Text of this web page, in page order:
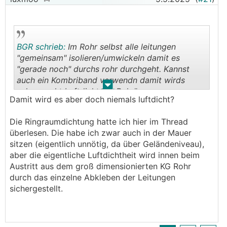
"gerade noch" durchs rohr durchgeht. Kannst
schon recht Luftdicht "im Rohr".
Außen kannst noch einen 1-2 Bögen (15 Grad
draufgeben und im letzten Bogen noch
ausschäumen. Ist dann 100% UV geschützt.
. .
BGR schrieb: Im Rohr selbst alle leitungen
"gemeinsam" isolieren/umwickeln damit es
"gerade noch" durchs rohr durchgeht. Kannst
auch ein Kombriband verwendn damit wirds
schon recht Luftdicht "im Rohr".
Damit wird es aber doch niemals luftdicht?
Die Ringraumdichtung hatte ich hier im Thread
überlesen. Die habe ich zwar auch in der Mauer
sitzen (eigentlich unnötig, da über Geländeniveau),
aber die eigentliche Luftdichtheit wird innen beim
Austritt aus dem groß dimensionierten KG Rohr
durch das einzelne Abkleben der Leitungen
sichergestellt.